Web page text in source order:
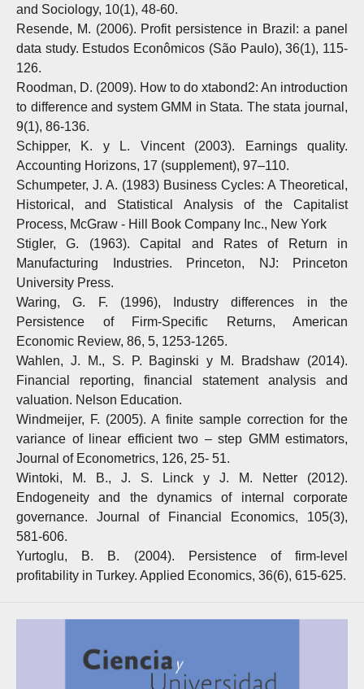
and Sociology, 10(1), 48-60.
Resende, M. (2006). Profit persistence in Brazil: a panel
data study. Estudos Econômicos (São Paulo), 36(1), 115-
126.
Roodman, D. (2009). How to do xtabond2: An introduction
to difference and system GMM in Stata. The stata journal,
9(1), 86-136.
Schipper, K. y L. Vincent (2003). Earnings quality.
Accounting Horizons, 17 (supplement), 97–110.
Schumpeter, J. A. (1983) Business Cycles: A Theoretical,
Historical, and Statistical Analysis of the Capitalist
Process, McGraw - Hill Book Company Inc., New York
Stigler, G. (1963). Capital and Rates of Return in
Manufacturing Industries. Princeton, NJ: Princeton
University Press.
Waring, G. F. (1996), Industry differences in the
Persistence of Firm-Specific Returns, American
Economic Review, 86, 5, 1253-1265.
Wahlen, J. M., S. P. Baginski y M. Bradshaw (2014).
Financial reporting, financial statement analysis and
valuation. Nelson Education.
Windmeijer, F. (2005). A finite sample correction for the
variance of linear efficient two – step GMM estimators,
Journal of Econometrics, 126, 25- 51.
Wintoki, M. B., J. S. Linck y J. M. Netter (2012).
Endogeneity and the dynamics of internal corporate
governance. Journal of Financial Economics, 105(3),
581-606.
Yurtoglu, B. B. (2004). Persistence of firm-level
profitability in Turkey. Applied Economics, 36(6), 615-625.